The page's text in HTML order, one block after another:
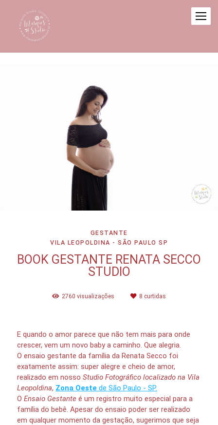
GESTANTE
VILA LEOPOLDINA - SÃO PAULO SP
BOOK GESTANTE RENATA SECCO
STUDIO
2760 visualizações 8 curtidas
E quando o amor parece que não tem mais para onde
crescer, vem um novo baby a caminho. Que alegria.
O ensaio gestante da família da Renata Secco foi
exatamente assim: super alegre e cheio de amor,
realizado em nosso Studio Fotográfico localizado na Vila
Leopoldina, Zona Oeste de São Paulo - SP.
O Ensaio Gestante é um registro muito especial para a
família do bebê. Apesar do ensaio poder ser realizado
em qualquer momento da gestação, sugerimos que seja